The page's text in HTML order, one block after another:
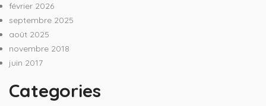
février 2026
septembre 2025
août 2025
novembre 2018
juin 2017
Categories